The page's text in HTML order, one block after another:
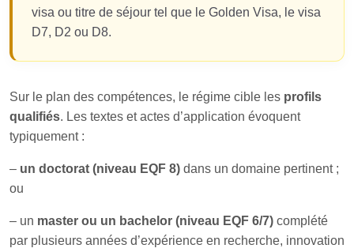
visa ou titre de séjour tel que le Golden Visa, le visa
D7, D2 ou D8.
Sur le plan des compétences, le régime cible les profils
qualifiés. Les textes et actes d’application évoquent
typiquement :
– un doctorat (niveau EQF 8) dans un domaine pertinent ;
ou
– un master ou un bachelor (niveau EQF 6/7) complété
par plusieurs années d’expérience en recherche, innovation